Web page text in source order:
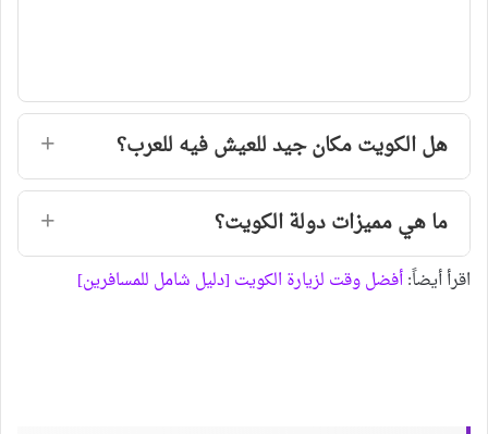
هل الكويت مكان جيد للعيش فيه للعرب؟
ما هي مميزات دولة الكويت؟
اقرأ أيضاً:أفضل وقت لزيارة الكويت [دليل شامل للمسافرين]